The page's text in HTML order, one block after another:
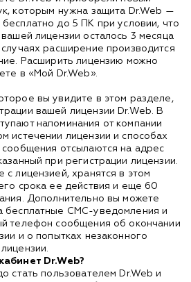
которым нужна защита Dr.Web —
до 5 ПК при условии, что
лицензии осталось 3 месяца
расширение производится
Расширить лицензию можно
в «Мой Dr.Web».
вы увидите в этом разделе,
вашей лицензии Dr.Web. В
напоминания от компании
истечении лицензии и способах
отсылаются на адрес
при регистрации лицензии.
лицензией, хранятся в этом
срока ее действия и еще 60
Дополнительно вы можете
бесплатные СМС-уведомления и
телефон сообщения об окончании
и о попытках незаконного
Dr.Web?
стать пользователем Dr.Web и